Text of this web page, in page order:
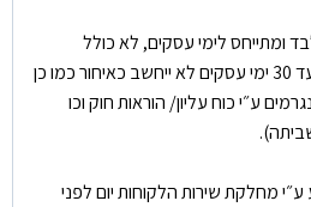
ומתייחס לימי עסקים, לא כולל
שישי-שבת וחגים, איחור של עד 30 ימי עסקים לא ייחשב כאיחור כמו כן
ע״י כוח עליון/ הוראות חוק וכו
מחלקת שירות הלקוחות יום לפני